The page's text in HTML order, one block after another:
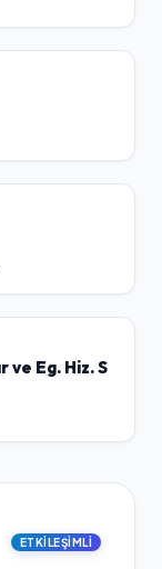
Eg. Hiz. S
ETKILEŞIMLI